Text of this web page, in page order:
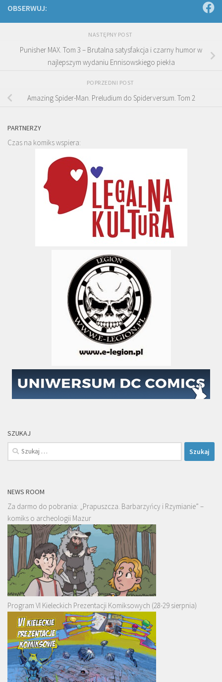
OBSERWUJ:
NASTĘPNY POST
Punisher MAX. Tom 3 – Brutalna satysfakcja i czarny humor w
najlepszym wydaniu Ennisowskiego piekła
POPRZEDNI POST
Amazing Spider-Man. Preludium do Spiderversum. Tom 2
PARTNERZY
Czas na komiks wspiera:
SZUKAJ
Szukaj:
NEWS ROOM
Za darmo do pobrania: „Prapuszcza. Barbarzyńcy i Rzymianie” –
komiks o archeologii Mazur
Program VI Kieleckich Prezentacji Komiksowych (28-29 sierpnia)